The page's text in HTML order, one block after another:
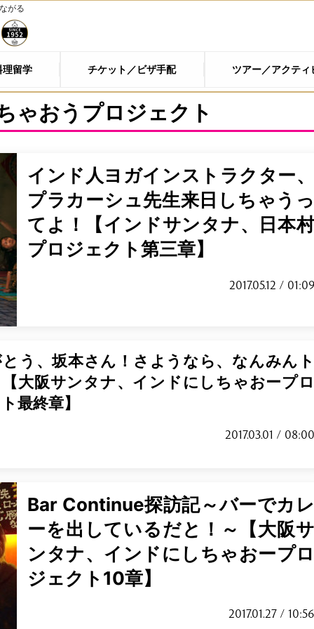
がる
理留学 チケット／ビザ手配 ツアー／アクティ
ゃおうプロジェクト
インド人ヨガインストラクター、
プラカーシュ先生来日しちゃうっ
てよ！【インドサンタナ、日本村
プロジェクト第三章】
2017.05.12 / 01:09
う、坂本さん！さようなら、なんみんト
大阪サンタナ、インドにしちゃおープロ
最終章】
2017.03.01 / 08:00
Bar Continue探訪記～バーでカレ
ーを出しているだと！～【大阪サ
ンタナ、インドにしちゃおープロ
ジェクト10章】
2017.01.27 / 10:56